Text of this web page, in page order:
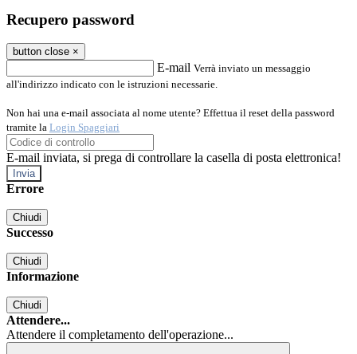
Recupero password
button close ×
E-mail Verrà inviato un messaggio
all'indirizzo indicato con le istruzioni necessarie.
Non hai una e-mail associata al nome utente? Effettua il reset della password
tramite la Login Spaggiari
E-mail inviata, si prega di controllare la casella di posta elettronica!
Errore
Chiudi
Successo
Chiudi
Informazione
Chiudi
Attendere...
Attendere il completamento dell'operazione...